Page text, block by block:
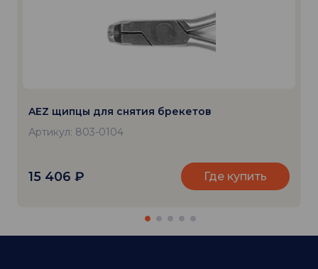
AEZ щипцы для снятия брекетов
Артикул: 803-0104
15 406 ₽ Где купить